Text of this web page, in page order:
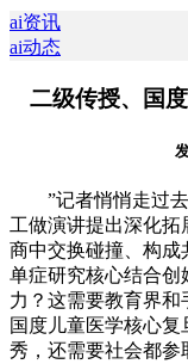
ai资讯
ai动态
二级传授、国
”记者悄悄走过去
工做演讲提出深化拓
商中交换碰撞、构成
单症研究核心结合创
力？这需要教育界和
国度儿童医学核心
秀，还需要社会都参